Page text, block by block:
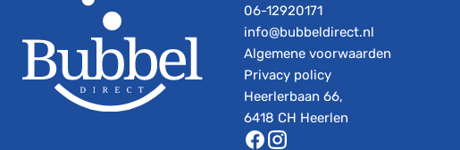
06-12920171
info@bubbeldirect.nl
Algemene voorwaarden
Privacy policy
Heerlerbaan 66,
6418 CH Heerlen